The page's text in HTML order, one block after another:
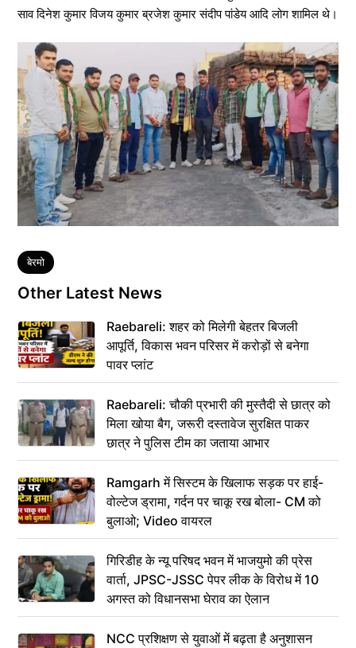
साव दिनेश कुमार विजय कुमार ब्रजेश कुमार संदीप पांडेय आदि लोग शामिल थे।
Tags
बेरमो
Other Latest News
Raebareli: शहर को मिलेगी बेहतर बिजली
आपूर्ति, विकास भवन परिसर में करोड़ों से बनेगा
पावर प्लांट
Raebareli: चौकी प्रभारी की मुस्तैदी से छात्र को
मिला खोया बैग, जरूरी दस्तावेज सुरक्षित पाकर
छात्र ने पुलिस टीम का जताया आभार
Ramgarh में सिस्टम के खिलाफ सड़क पर हाई-
वोल्टेज ड्रामा, गर्दन पर चाकू रख बोला- CM को
बुलाओ; Video वायरल
गिरिडीह के न्यू परिषद भवन में भाजयुमो की प्रेस
वार्ता, JPSC-JSSC पेपर लीक के विरोध में 10
अगस्त को विधानसभा घेराव का ऐलान
NCC प्रशिक्षण से युवाओं में बढ़ता है अनुशासन